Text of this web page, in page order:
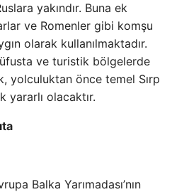
yakındır. Buna ek
ve Romenler gibi komşu
olarak kullanılmaktadır.
ve turistik bölgelerde
yolculuktan önce temel Sırp
yararlı olacaktır.
Balka Yarımadası’nın